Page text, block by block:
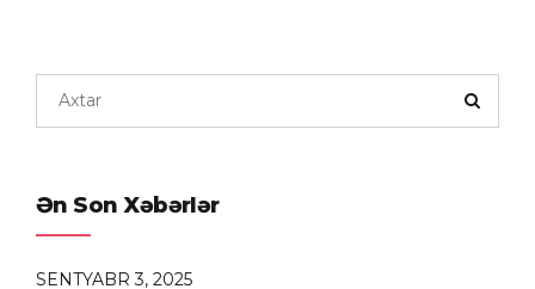
Ən Son Xəbərlər
SENTYABR 3, 2025